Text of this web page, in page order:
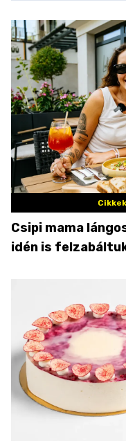
Cikkek
Csipi mama
idén is